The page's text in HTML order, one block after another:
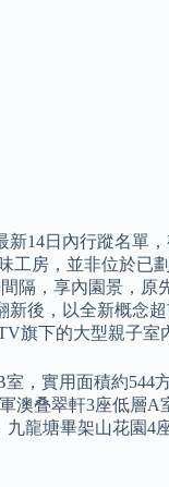
14日內行蹤名單
工房，並非位於已
隔，享內園景，原
後，以全新概念
旗下的大型親子室
，實用面積約544
澳叠翠軒3座低層
龍塘畢架山花園4